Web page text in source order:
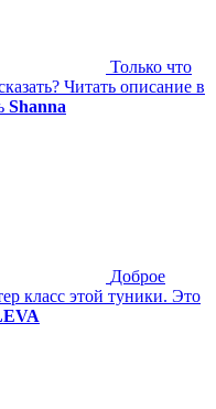
Только что
Читать описание в
Shanna
Доброе
класс этой туники. Это